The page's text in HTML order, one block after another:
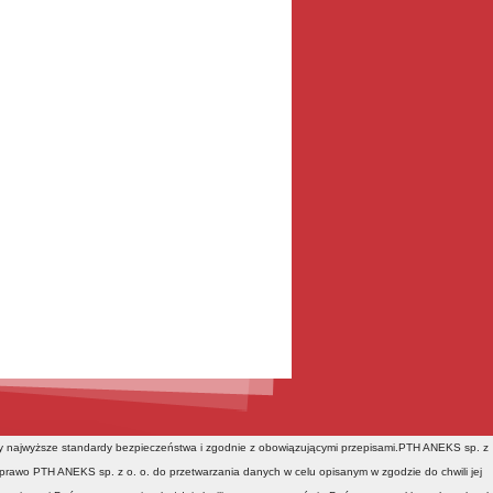
Oferty specjalne
Nowości
Bestsellery
sklepy
standardy bezpieczeństwa i zgodnie z obowiązującymi przepisami.PTH ANEKS sp. z
PTH ANEKS sp. z o. o. do przetwarzania danych w celu opisanym w zgodzie do chwili jej